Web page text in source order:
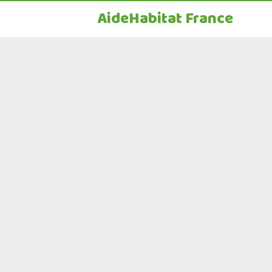
AideHabitat France